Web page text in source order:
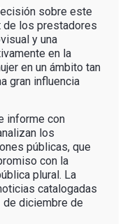
sobre este
de los prestadores
y una
en la
en un ámbito tan
gran influencia
informe con
los
públicas, que
con la
plural. La
catalogadas
de diciembre de